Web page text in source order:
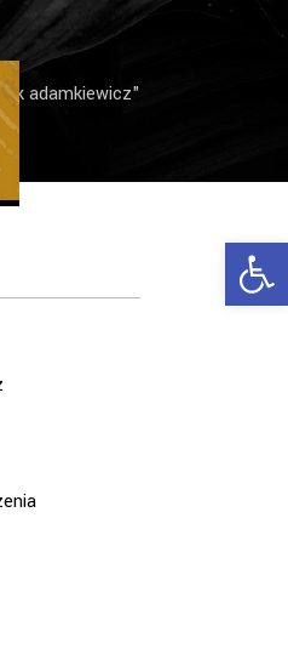
adamkiewicz"